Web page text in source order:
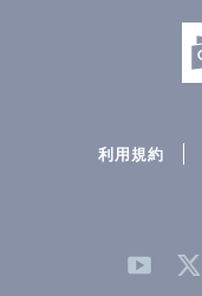
利用規約